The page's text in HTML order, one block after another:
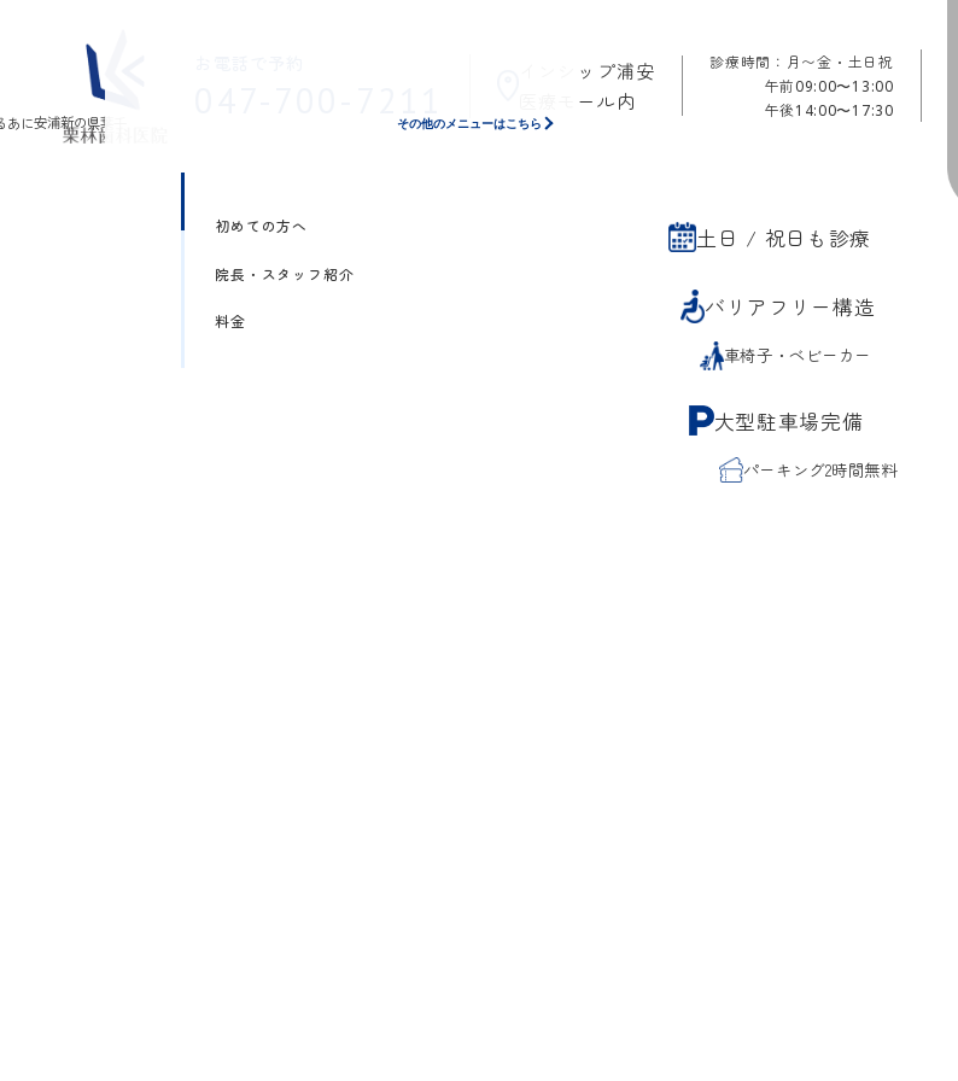
インシップ浦安
医療モール内
診療時間：月〜金・土日祝
午前09:00〜13:00
午後14:00〜17:30
初めての方へ
院長・スタッフ紹介
料金
土日 / 祝日も診療
バリアフリー構造
車椅子・ベビーカー
大型駐車場完備
パーキング2時間無料
その他のメニューはこちら